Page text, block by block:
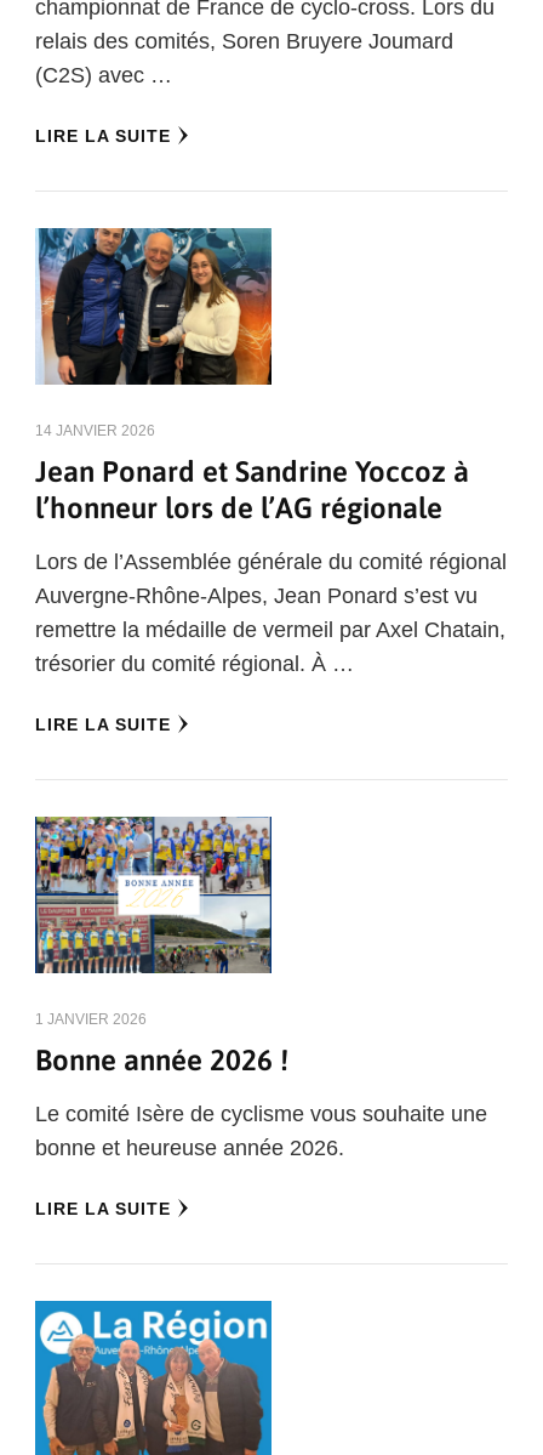
championnat de France de cyclo-cross. Lors du
relais des comités, Soren Bruyere Joumard
(C2S) avec …
LIRE LA SUITE
14 JANVIER 2026
Jean Ponard et Sandrine Yoccoz à
l’honneur lors de l’AG régionale
Lors de l’Assemblée générale du comité régional
Auvergne-Rhône-Alpes, Jean Ponard s’est vu
remettre la médaille de vermeil par Axel Chatain,
trésorier du comité régional. À …
LIRE LA SUITE
1 JANVIER 2026
Bonne année 2026 !
Le comité Isère de cyclisme vous souhaite une
bonne et heureuse année 2026.
LIRE LA SUITE